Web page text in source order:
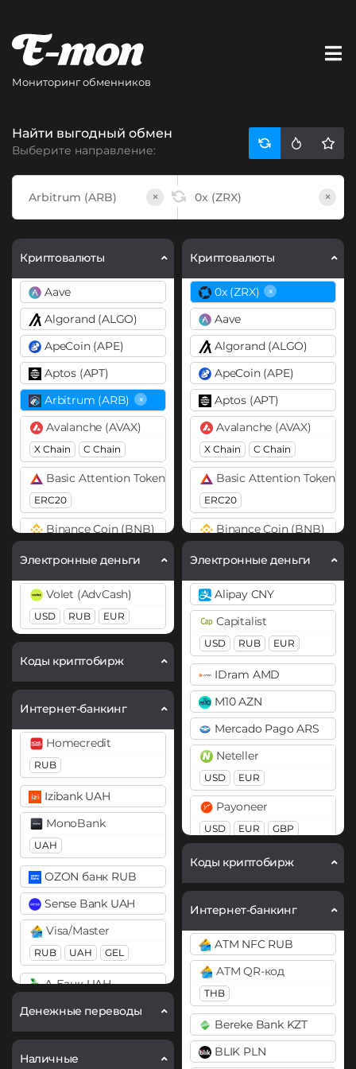
Мониторинг обменников
Найти выгодный обмен
Выберите направление:
× ×
Криптовалюты
Aave
Algorand (ALGO)
ApeCoin (APE)
Aptos (APT)
Arbitrum (ARB)
×
Avalanche (AVAX)
X Chain C Chain
Basic Attention Token (BAT)
ERC20
Binance Coin (BNB)
Bitcoin (BTC)
BTC BEP20
Bitcoin Cash (BCH)
BitTorrent (BTT)
Cardano (ADA)
Chainlink (LINK)
BEP20 ERC20
Compound (COMP)
Cosmos (ATOM)
DAI
ERC20
DASH
Decentraland (MANA)
Dogecoin (DOGE)
DOGE
Polkadot (DOT)
EOS
Ethereum (ETH)
Электронные деньги
Volet (AdvCash)
USD RUB EUR
Коды криптобирж
Интернет-банкинг
Homecredit
RUB
Izibank UAH
MonoBank
UAH
OZON банк RUB
Sense Bank UAH
Visa/Master
RUB UAH GEL
А-Банк UAH
Авангард RUB
Ак Барс Банк RUB
Альфа-Банк
Денежные переводы
Наличные
Криптовалюты
0x (ZRX) ×
Aave
Algorand (ALGO)
ApeCoin (APE)
Aptos (APT)
Avalanche (AVAX)
X Chain C Chain
Basic Attention Token
ERC20
Binance Coin (BNB)
Bitcoin (BTC)
BTC BEP20
Lightning
OP
ARB
Bitcoin Cash (BCH)
Bitcoin SV (BSV)
BitTorrent (BTT)
Cardano (ADA)
Chainlink (LINK)
BEP20 ERC20
Compound (COMP)
Cosmos (ATOM)
Cronos (CRO)
DAI
ERC20
DASH
Decentraland (MANA)
Dogecoin (DOGE)
DOGE
Polkadot (DOT)
Электронные деньги
Alipay CNY
Capitalist
USD RUB EUR
IDram AMD
M10 AZN
Mercado Pago ARS
Neteller
USD EUR
Payoneer
USD EUR GBP
PayPal
PaySera
EUR
Paytm INR
Pix BRL
Revolut
EUR USD
Коды криптобирж
Интернет-банкинг
ATM NFC RUB
ATM QR-код
THB
Bereke Bank KZT
BLIK PLN